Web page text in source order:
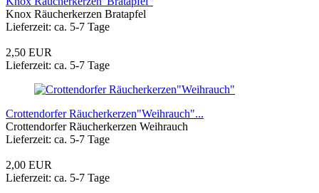
Knox Räucherkerzen Bratapfel
Lieferzeit: ca. 5-7 Tage
2,50 EUR
Lieferzeit: ca. 5-7 Tage
Crottendorfer Räucherkerzen"Weihrauch"...
Crottendorfer Räucherkerzen Weihrauch
Lieferzeit: ca. 5-7 Tage
2,00 EUR
Lieferzeit: ca. 5-7 Tage